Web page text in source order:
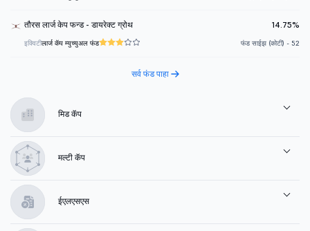
तौरस लार्ज केप फन्ड - डायरेक्ट ग्रोथ 14.75%
इक्विटीलार्ज कॅप म्युच्युअल फंड फंड साईझ (कोटी) - 52
सर्व फंड पाहा
मिड कॅप
मल्टी कॅप
ईएलएसएस